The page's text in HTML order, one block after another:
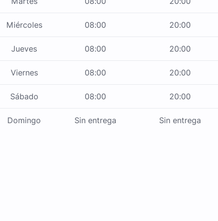
Miércoles 08:00 20:00
Jueves 08:00 20:00
Viernes 08:00 20:00
Sábado 08:00 20:00
Domingo Sin entrega Sin entrega